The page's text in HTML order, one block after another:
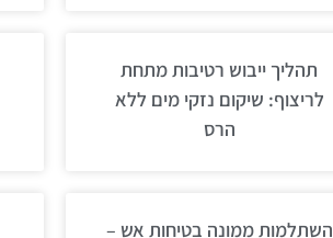
תהליך ייבוש רטיבות מתחת
לריצוף: שיקום נזקי מים ללא
הרס
השתלמות ממונה בטיחות אש –